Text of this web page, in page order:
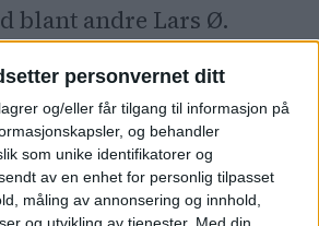
personvernet ditt
og/eller får tilgang til informasjon på
og behandler
som unike identifikatorer og
av en enhet for personlig tilpasset
måling av annonsering og innhold,
og utvikling av tjenester. Med din
blant andre Lars Ø.
kan ha i